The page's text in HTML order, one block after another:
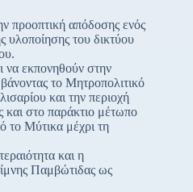
προοπτική απόδοσης ενός
υλοποίησης του δικτύου
να εκπονηθούν στην
το Μητροπολιτικό
και την περιοχή
στο παράκτιο μέτωπο
το Μύτικα μέχρι τη
και η
Παμβώτιδας ως